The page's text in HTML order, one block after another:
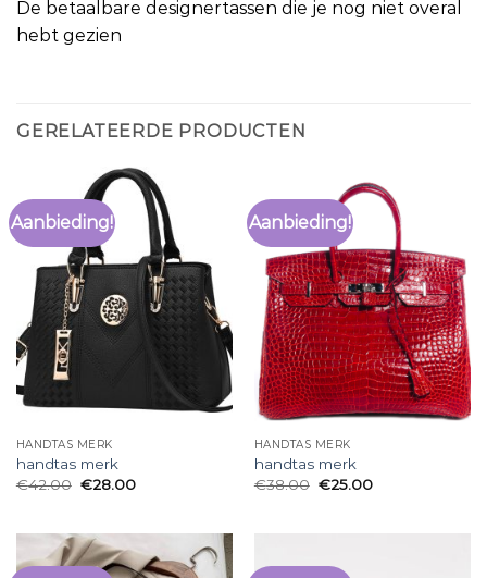
De betaalbare designertassen die je nog niet overal
hebt gezien
GERELATEERDE PRODUCTEN
Aanbieding!
HANDTAS MERK
handtas merk
€42.00 €28.00
Aanbieding!
HANDTAS MERK
handtas merk
€38.00 €25.00